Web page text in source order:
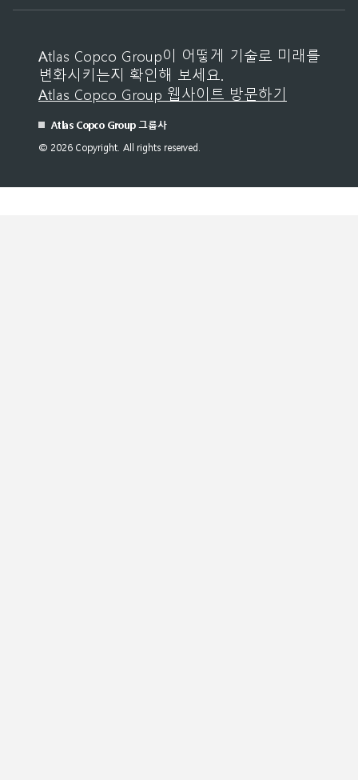
Atlas Copco Group이 어떻게 기술로 미래를
변화시키는지 확인해 보세요.
Atlas Copco Group 웹사이트 방문하기
Atlas Copco Group 그룹사
© 2026 Copyright. All rights reserved.